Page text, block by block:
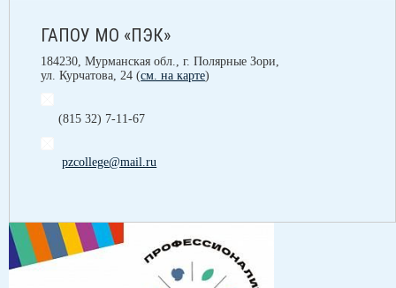
ГАПОУ МО «ПЭК»
184230, Мурманская обл., г. Полярные Зори,
ул. Курчатова, 24 (см. на карте)
(815 32) 7-11-67
pzcollege@mail.ru